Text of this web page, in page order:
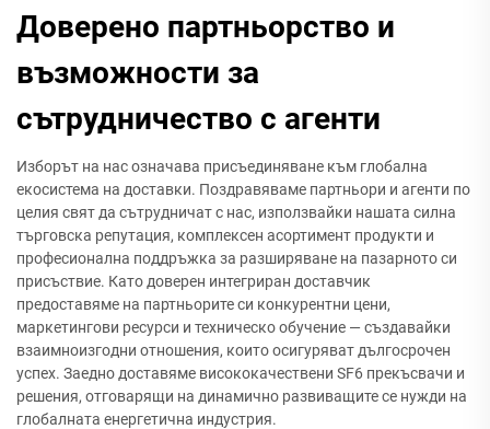
Доверено партньорство и
възможности за
сътрудничество с агенти
Изборът на нас означава присъединяване към глобална
екосистема на доставки. Поздравяваме партньори и агенти по
целия свят да сътрудничат с нас, използвайки нашата силна
търговска репутация, комплексен асортимент продукти и
професионална поддръжка за разширяване на пазарното си
присъствие. Като доверен интегриран доставчик
предоставяме на партньорите си конкурентни цени,
маркетингови ресурси и техническо обучение — създавайки
взаимноизгодни отношения, които осигуряват дългосрочен
успех. Заедно доставяме висококачествени SF6 прекъсвачи и
решения, отговарящи на динамично развиващите се нужди на
глобалната енергетична индустрия.